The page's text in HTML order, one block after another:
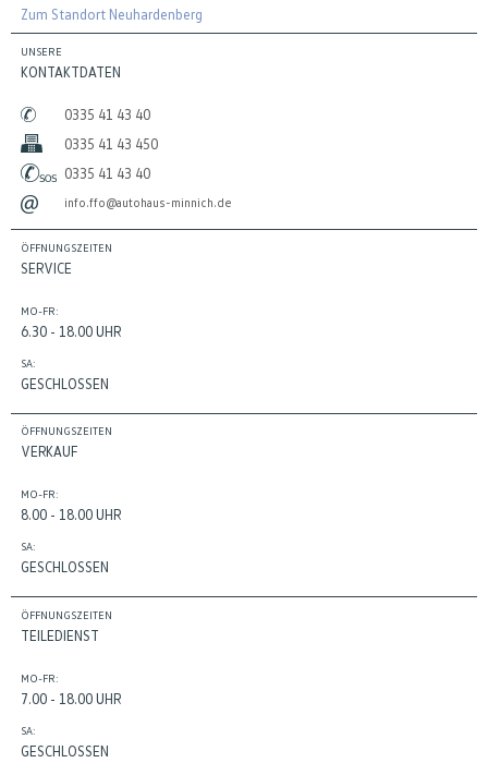
Zum Standort Neuhardenberg
UNSERE
KONTAKTDATEN
0335 41 43 40
0335 41 43 450
0335 41 43 40
info.ffo@autohaus-minnich.de
ÖFFNUNGSZEITEN
SERVICE
MO-FR:
6.30 - 18.00 UHR
SA:
GESCHLOSSEN
ÖFFNUNGSZEITEN
VERKAUF
MO-FR:
8.00 - 18.00 UHR
SA:
GESCHLOSSEN
ÖFFNUNGSZEITEN
TEILEDIENST
MO-FR:
7.00 - 18.00 UHR
SA:
GESCHLOSSEN